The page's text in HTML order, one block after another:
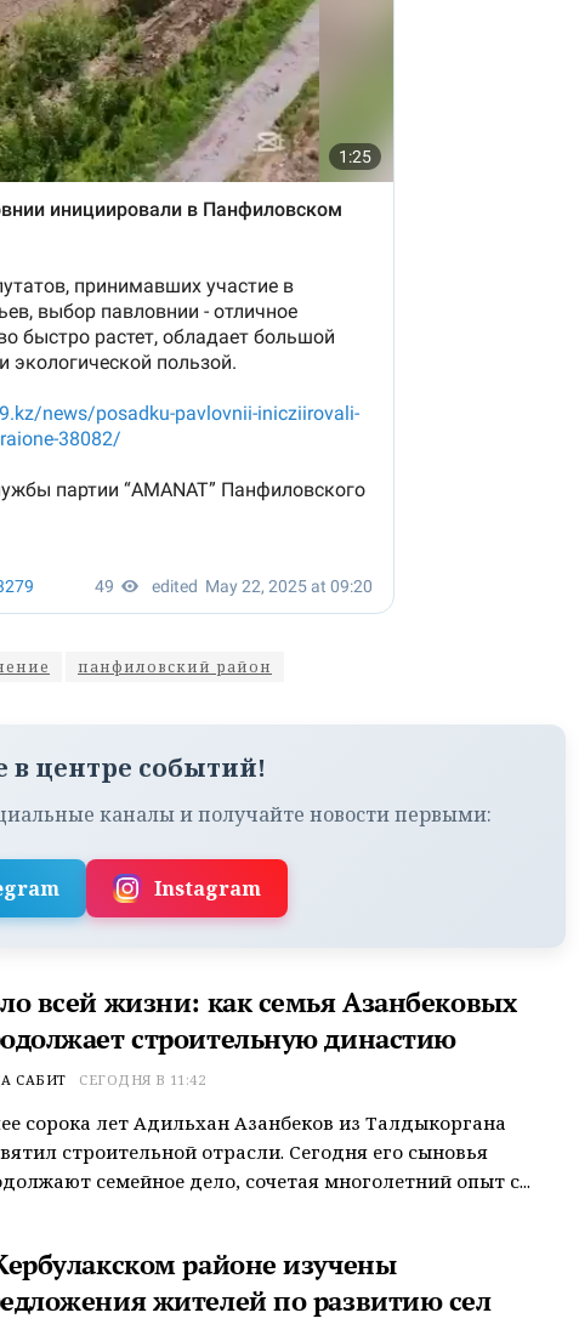
панфиловский район
в центре событий!
каналы и получайте новости первыми:
Instagram
всей жизни: как семья Азанбековых
строительную династию
САБИТ СЕГОДНЯ В 11:42
сорока лет Адильхан Азанбеков из Талдыкоргана
строительной отрасли. Сегодня его сыновья
семейное дело, сочетая многолетний опыт с...
районе изучены
жителей по развитию сел